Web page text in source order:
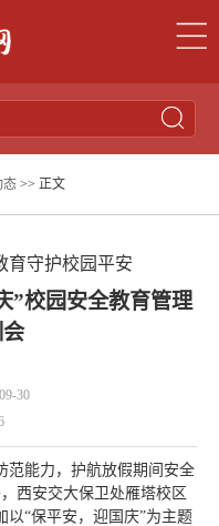
态 >> 正文
育守护校园平安
”校园安全教育管理
30
范能力，护航放假期间安全
西安交大保卫处雁塔校区
以“保平安，迎国庆”为主题